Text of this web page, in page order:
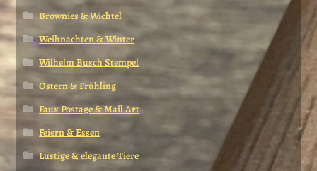
Brownies & Wichtel
Weihnachten & Winter
Wilhelm Busch Stempel
Ostern & Frühling
Faux Postage & Mail Art
Feiern & Essen
Lustige & elegante Tiere